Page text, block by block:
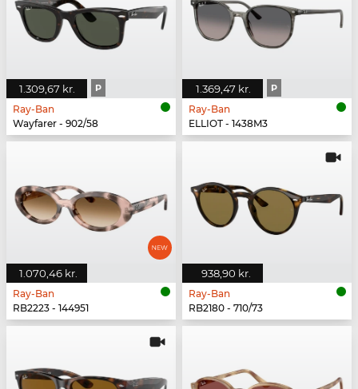
1.309,67 kr. P
Ray-Ban
Wayfarer - 902/58
1.369,47 kr. P
Ray-Ban
ELLIOT - 1438M3
1.070,46 kr.
Ray-Ban
RB2223 - 144951
938,90 kr.
Ray-Ban
RB2180 - 710/73